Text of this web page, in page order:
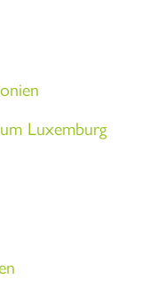
Luxemburg